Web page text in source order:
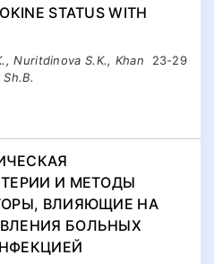
STATUS WITH
23-29
Nuritdinova S.K., Khan
И МЕТОДЫ
ВЛИЯЮЩИЕ НА
БОЛЬНЫХ